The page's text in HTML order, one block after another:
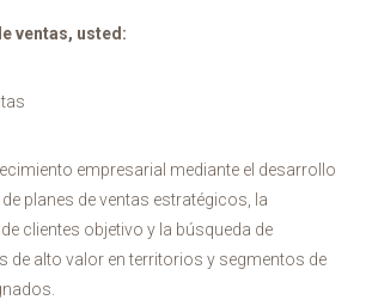
ventas, usted:
empresarial mediante el desarrollo
planes de ventas estratégicos, la
clientes objetivo y la búsqueda de
de alto valor en territorios y segmentos de